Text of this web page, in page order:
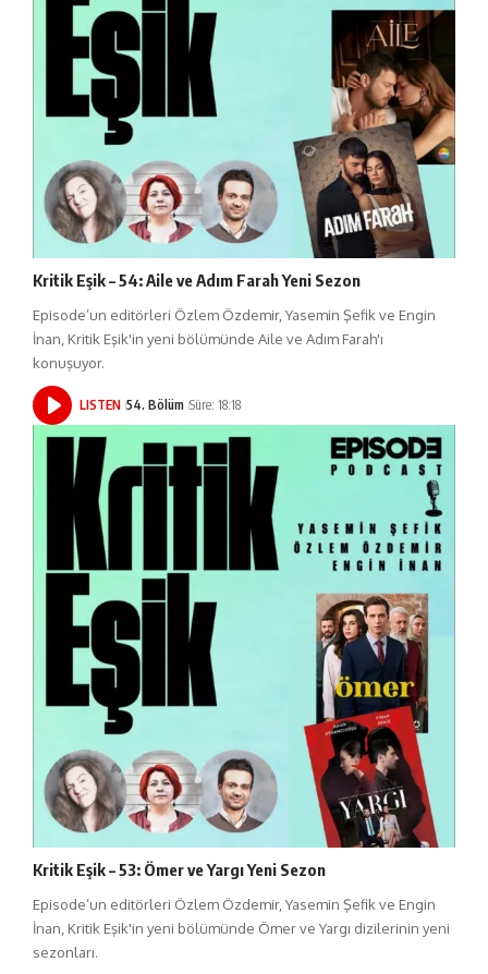
Kritik Eşik – 54: Aile ve Adım Farah Yeni Sezon
Episode’un editörleri Özlem Özdemir, Yasemin Şefik ve Engin
İnan, Kritik Eşik'in yeni bölümünde Aile ve Adım Farah'ı
konuşuyor.
LISTEN 54. Bölüm Süre: 18:18
Kritik Eşik – 53: Ömer ve Yargı Yeni Sezon
Episode’un editörleri Özlem Özdemir, Yasemin Şefik ve Engin
İnan, Kritik Eşik'in yeni bölümünde Ömer ve Yargı dizilerinin yeni
sezonları.